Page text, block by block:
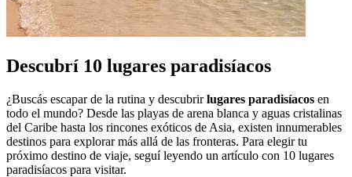
Descubrí 10 lugares paradisíacos
¿Buscás escapar de la rutina y descubrirlugares paradisíacos en
todo el mundo? Desde las playas de arena blanca y aguas cristalinas
del Caribe hasta los rincones exóticos de Asia, existen innumerables
destinos para explorar más allá de las fronteras. Para elegir tu
próximo destino de viaje, seguí leyendo un artículo con 10 lugares
paradisíacos para visitar.